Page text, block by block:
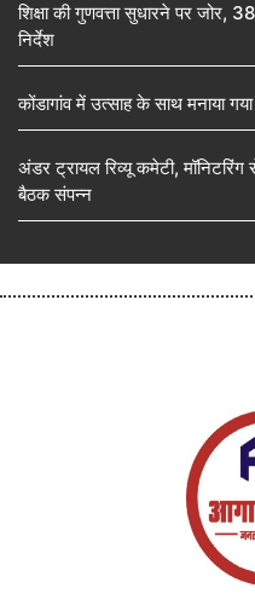
शिक्षा की गुणवत्ता सुधारने पर जोर,
निर्देश
कोंडागांव में उत्साह के साथ मनाया
अंडर ट्रायल रिव्यू कमेटी,
बैठक संपन्न